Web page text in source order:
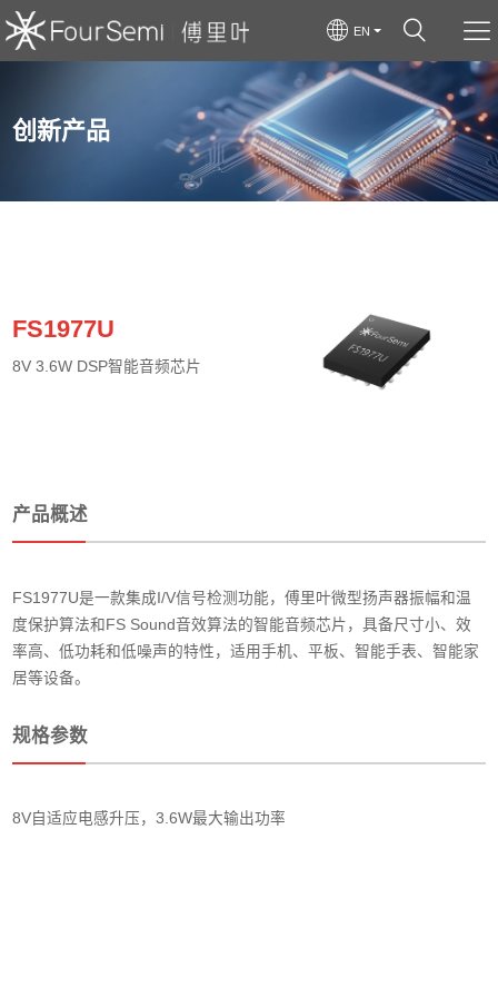
EN
创新产品
FS1977U
8V 3.6W DSP智能音频芯片
产品概述
FS1977U是一款集成I/V信号检测功能，傅里叶微型扬声器振幅和温
度保护算法和FS Sound音效算法的智能音频芯片，具备尺寸小、效
率高、低功耗和低噪声的特性，适用手机、平板、智能手表、智能家
居等设备。
规格参数
8V自适应电感升压，3.6W最大输出功率